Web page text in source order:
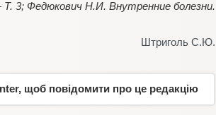
3; Федюкович Н.И. Внутренние болезни.
Штриголь С.Ю.
щоб повідомити про це редакцію